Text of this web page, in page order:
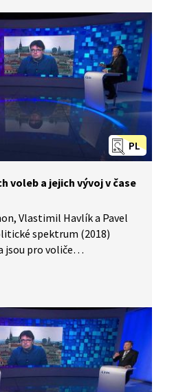
měst, a jak správně
PL
voleb a jejich vývoj v čase
Vlastimil Havlík a Pavel
spektrum (2018)
jsou pro voliče
v jednotlivých krajích
volby blízké
voliči často nemají čas
– a přesto by právě
základem jejich